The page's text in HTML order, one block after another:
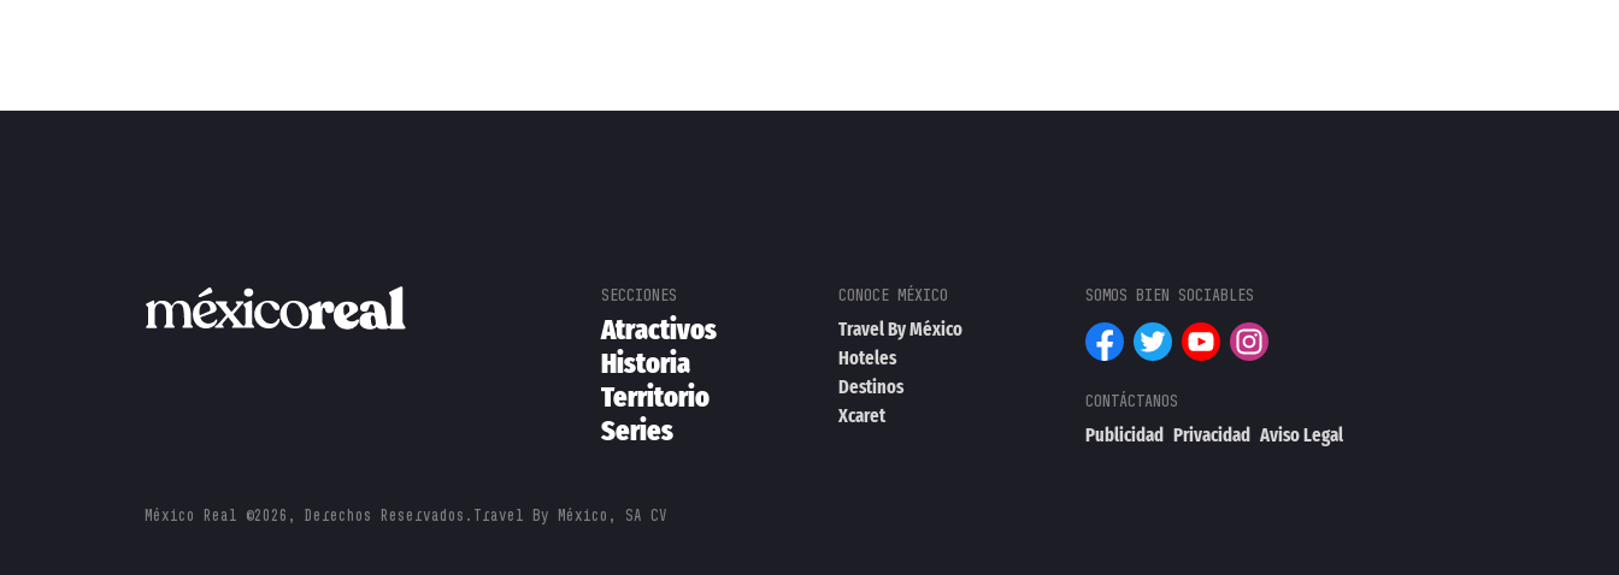
Atractivos
Historia
Territorio
Series
Travel By México
Hoteles
Destinos
Xcaret
Publicidad Privacidad Aviso Legal
México Real ©2026, Derechos Reservados. Travel By México, SA CV